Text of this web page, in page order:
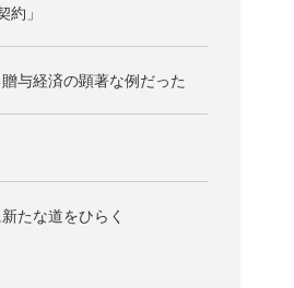
」
与経済の顕著な例だった
たな道をひらく